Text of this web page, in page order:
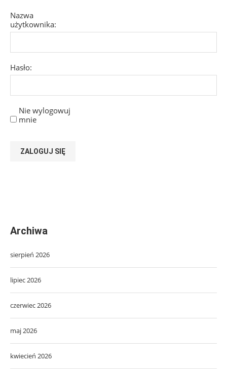
Nazwa
użytkownika:
Hasło:
Nie wylogowuj
mnie
ZALOGUJ SIĘ
Archiwa
sierpień 2026
lipiec 2026
czerwiec 2026
maj 2026
kwiecień 2026